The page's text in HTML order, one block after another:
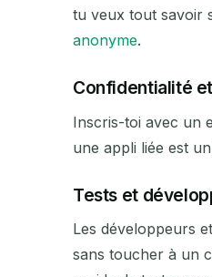
tu veux tout savoir
anonyme.
Confidentialité
Inscris-toi avec un
une appli liée est
Tests et
Les développeurs
sans toucher à un